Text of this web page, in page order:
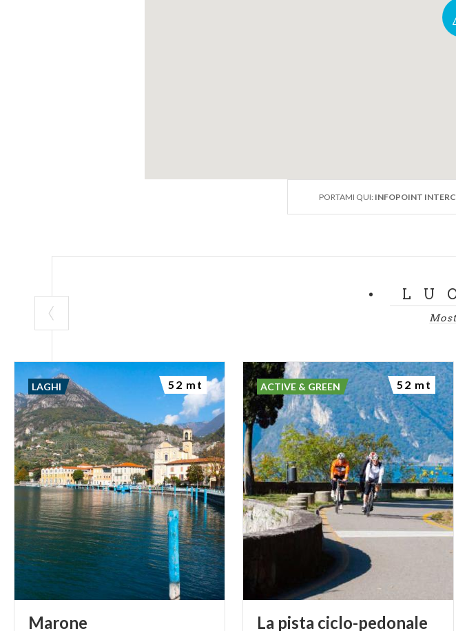
PORTAMI QUI: INFOPOINT
Marone
LAGHI 52 mt
La pista ciclo-pedonale
ACTIVE & GREEN 52 mt